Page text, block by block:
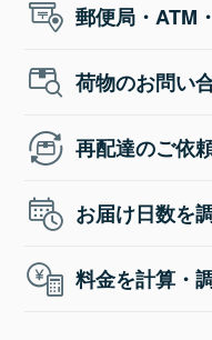
郵便局・ATM
荷物のお問い
再配達のご依
お届け日数を
料金を計算・